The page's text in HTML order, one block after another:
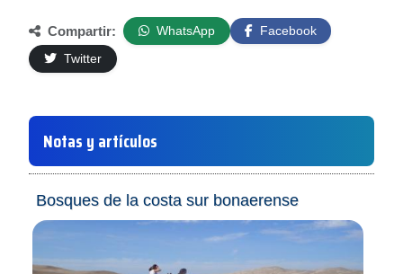
Compartir: WhatsApp
Facebook
Twitter
Notas y artículos
Bosques de la costa sur bonaerense